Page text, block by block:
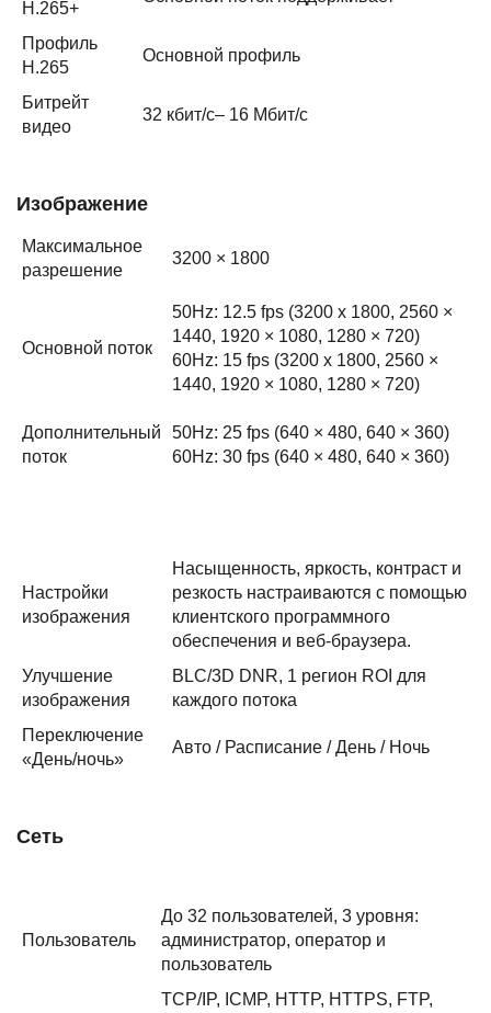
H.265+
Профиль
H.265
Основной профиль
Битрейт
видео
32 кбит/с– 16 Мбит/с
Изображение
Максимальное
разрешение
3200 × 1800
Основной поток
50Hz: 12.5 fps (3200 x 1800, 2560 ×
1440, 1920 × 1080, 1280 × 720)
60Hz: 15 fps (3200 x 1800, 2560 ×
1440, 1920 × 1080, 1280 × 720)
Дополнительный
поток
50Hz: 25 fps (640 × 480, 640 × 360)
60Hz: 30 fps (640 × 480, 640 × 360)
Настройки
изображения
Насыщенность, яркость, контраст и
резкость настраиваются с помощью
клиентского программного
обеспечения и веб-браузера.
Улучшение
изображения
BLC/3D DNR, 1 регион ROI для
каждого потока
Переключение
«День/ночь»
Авто / Расписание / День / Ночь
Сеть
Пользователь
До 32 пользователей, 3 уровня:
администратор, оператор и
пользователь
TCP/IP, ICMP, HTTP, HTTPS, FTP,